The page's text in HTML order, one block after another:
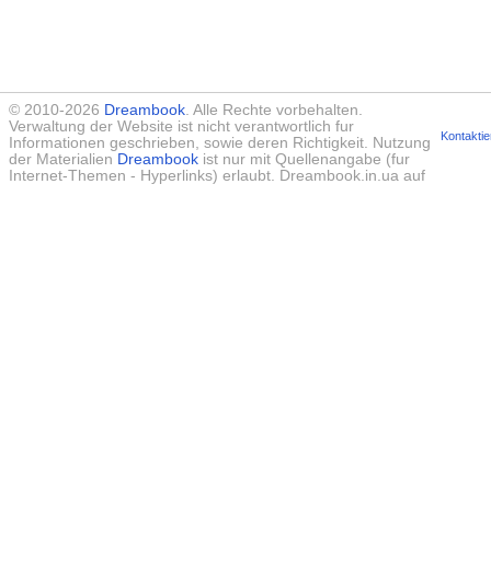
© 2010-2026 Dreambook. Alle Rechte vorbehalten.
Verwaltung der Website ist nicht verantwortlich fur
Informationen geschrieben, sowie deren Richtigkeit. Nutzung
der Materialien Dreambook ist nur mit Quellenangabe (fur
Internet-Themen - Hyperlinks) erlaubt. Dreambook.in.ua auf